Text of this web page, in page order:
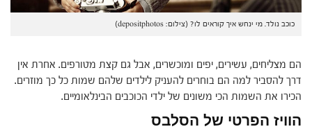
כוכב נולד. מי ינחש איך קוראים לו? (צילום: depositphotos)
הם מצליחים, עשירים, יפים ומוכשרים, אבל גם קצת מטורפים. אחרת אין
דרך להסביר למה הם בוחרים להעניק לילדים שלהם שמות כל כך מוזרים.
הכירו את השמות הכי משונים של ילדי הכוכבים הבינלאומיים.
הוויז הפרטי של הסלבס